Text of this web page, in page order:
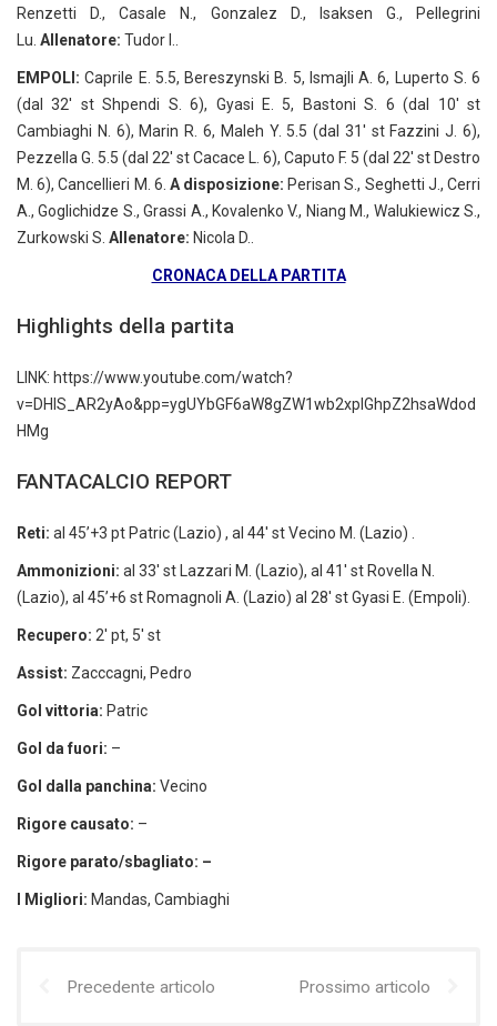
Renzetti D., Casale N., Gonzalez D., Isaksen G., Pellegrini
Lu. Allenatore: Tudor I..
EMPOLI: Caprile E. 5.5, Bereszynski B. 5, Ismajli A. 6, Luperto S. 6
(dal 32′ st Shpendi S. 6), Gyasi E. 5, Bastoni S. 6 (dal 10′ st
Cambiaghi N. 6), Marin R. 6, Maleh Y. 5.5 (dal 31′ st Fazzini J. 6),
Pezzella G. 5.5 (dal 22′ st Cacace L. 6), Caputo F. 5 (dal 22′ st Destro
M. 6), Cancellieri M. 6. A disposizione: Perisan S., Seghetti J., Cerri
A., Goglichidze S., Grassi A., Kovalenko V., Niang M., Walukiewicz S.,
Zurkowski S. Allenatore: Nicola D..
CRONACA DELLA PARTITA
Highlights della partita
LINK: https://www.youtube.com/watch?
v=DHIS_AR2yAo&pp=ygUYbGF6aW8gZW1wb2xpIGhpZ2hsaWdod
HMg
FANTACALCIO REPORT
Reti: al 45’+3 pt Patric (Lazio) , al 44′ st Vecino M. (Lazio) .
Ammonizioni: al 33′ st Lazzari M. (Lazio), al 41′ st Rovella N.
(Lazio), al 45’+6 st Romagnoli A. (Lazio) al 28′ st Gyasi E. (Empoli).
Recupero: 2′ pt, 5′ st
Assist: Zacccagni, Pedro
Gol vittoria: Patric
Gol da fuori: –
Gol dalla panchina: Vecino
Rigore causato: –
Rigore parato/sbagliato: –
I Migliori: Mandas, Cambiaghi
Precedente articolo Prossimo articolo